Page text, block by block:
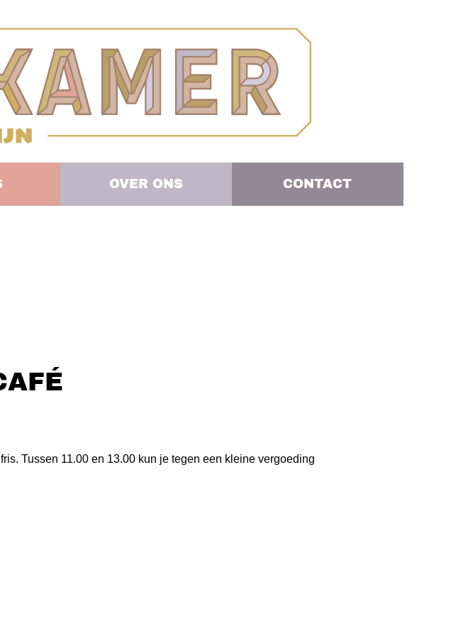
OVER ONS CONTACT
Tussen 11.00 en 13.00 kun je tegen een kleine vergoeding